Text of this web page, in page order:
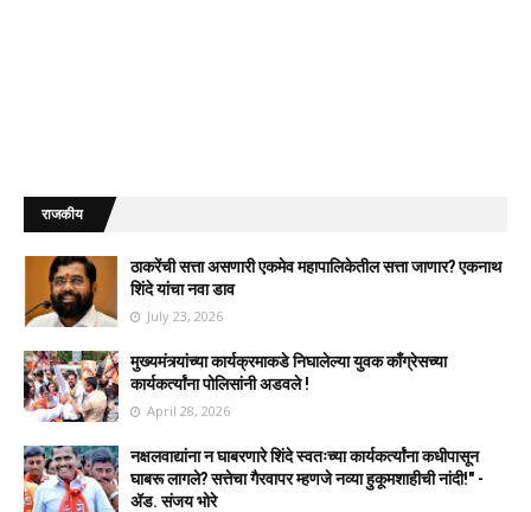
राजकीय
ठाकरेंची सत्ता असणारी एकमेव महापालिकेतील सत्ता जाणार? एकनाथ
शिंदे यांचा नवा डाव
July 23, 2026
मुख्यमंत्र्यांच्या कार्यक्रमाकडे निघालेल्या युवक काँग्रेसच्या
कार्यकर्त्यांना पोलिसांनी अडवले !
April 28, 2026
नक्षलवाद्यांना न घाबरणारे शिंदे स्वतःच्या कार्यकर्त्यांना कधीपासून
घाबरू लागले? सत्तेचा गैरवापर म्हणजे नव्या हुकूमशाहीची नांदी!" -
ॲड. संजय भोरे